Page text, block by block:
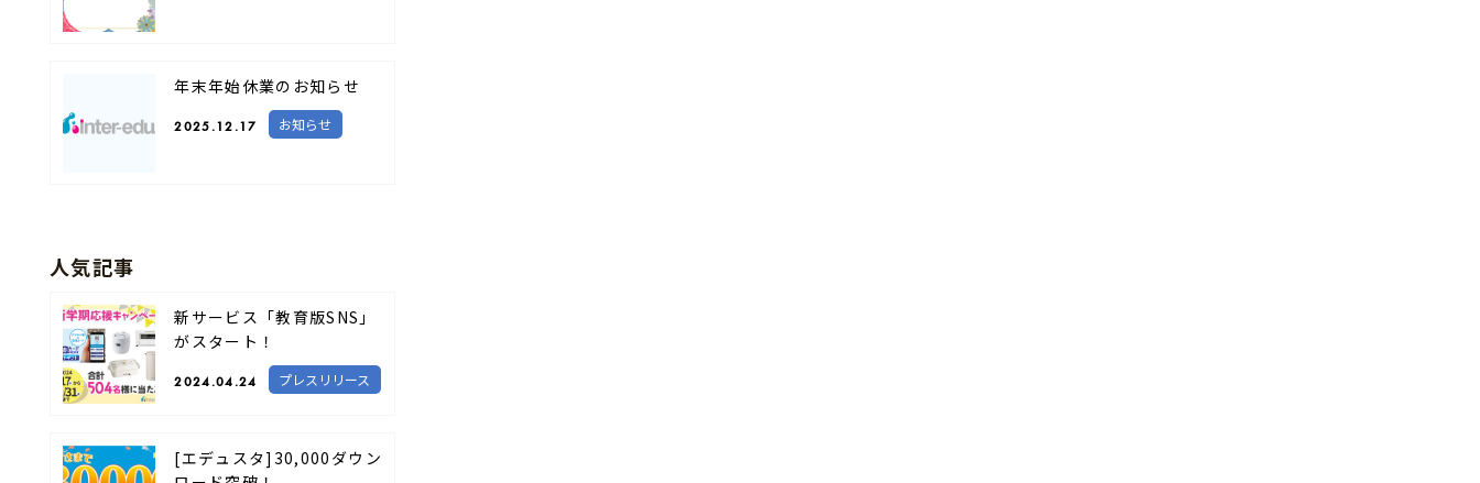
年末年始休業のお知らせ
2025.12.17 お知らせ
人気記事
新サービス「教育版SNS」
がスタート！
2024.04.24 プレスリリース
[エデュスタ]30,000ダウン